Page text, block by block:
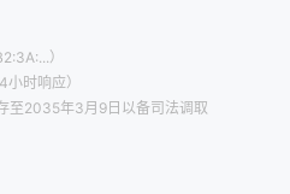
）
时响应）
至2035年3月9日以备司法调取